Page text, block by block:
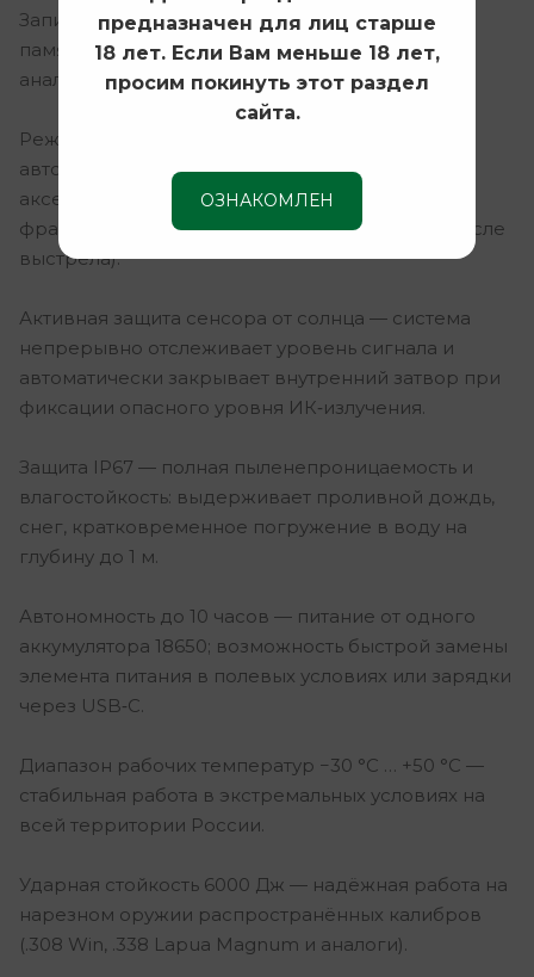
Запись фото и видео со звуком — встроенная
память 64 ГБ для документирования охоты и
анализа тактики стрельбы.
Режим RAV (Recoil Activated Video) —
автоматическая запись видео по выстрелу:
акселерометр фиксирует отдачу и сохраняет
фрагмент (несколько секунд до, во время и после
выстрела).
Активная защита сенсора от солнца — система
непрерывно отслеживает уровень сигнала и
автоматически закрывает внутренний затвор при
фиксации опасного уровня ИК‑излучения.
Защита IP67 — полная пыленепроницаемость и
влагостойкость: выдерживает проливной дождь,
снег, кратковременное погружение в воду на
глубину до 1 м.
Автономность до 10 часов — питание от одного
аккумулятора 18650; возможность быстрой замены
элемента питания в полевых условиях или зарядки
через USB‑C.
Диапазон рабочих температур −30 °C … +50 °C —
стабильная работа в экстремальных условиях на
всей территории России.
Ударная стойкость 6000 Дж — надёжная работа на
нарезном оружии распространённых калибров
(.308 Win, .338 Lapua Magnum и аналоги).
предназначен для лиц старше
18 лет. Если Вам меньше 18 лет,
просим покинуть этот раздел
сайта.
ОЗНАКОМЛЕН